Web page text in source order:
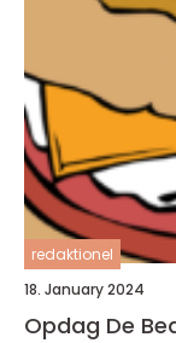
redaktionel
18. January 2024
Opdag De